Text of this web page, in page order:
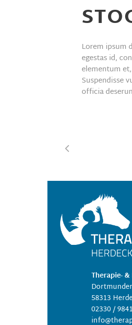
Lorem ipsum
egestas id,
elementum
Suspendisse
officia
Therapie-
58313
02330 /